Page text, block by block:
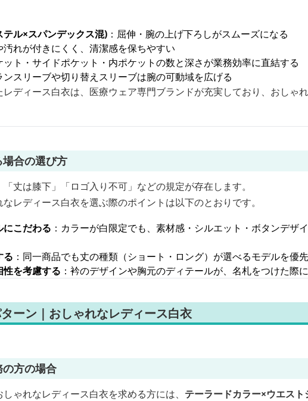
ル×スパンデックス混) ：屈伸・腕の上げ下ろしがスムーズになる
汚れが付きにくく、清潔感を保ちやすい
ット・サイドポケット・内ポケットの数と深さが業務効率に直結する
ンスリーブや切り替えスリーブは腕の可動域を広げる
ディース白衣は、医療ウェア専門ブランドが充実しており、おしゃ
合の選び方
丈は膝下」「ロゴ入り不可」などの規定が存在します。
レディース白衣を選ぶ際のポイントは以下のとおりです。
こだわる ：カラーが白限定でも、素材感・シルエット・ボタンデザ
る ：同一商品でも丈の種類（ショート・ロング）が選べるモデルを優
を考慮する ：衿のデザインや胸元のディテールが、名札をつけた際
ーン｜おしゃれなレディース白衣
方の場合
ゃれなレディース白衣を求める方には、 テーラードカラー×ウエス